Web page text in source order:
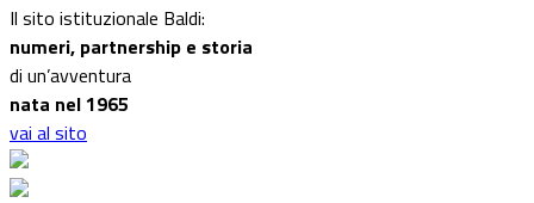
Il sito istituzionale Baldi:
numeri, partnership e storia
di un’avventura
nata nel 1965
vai al sito